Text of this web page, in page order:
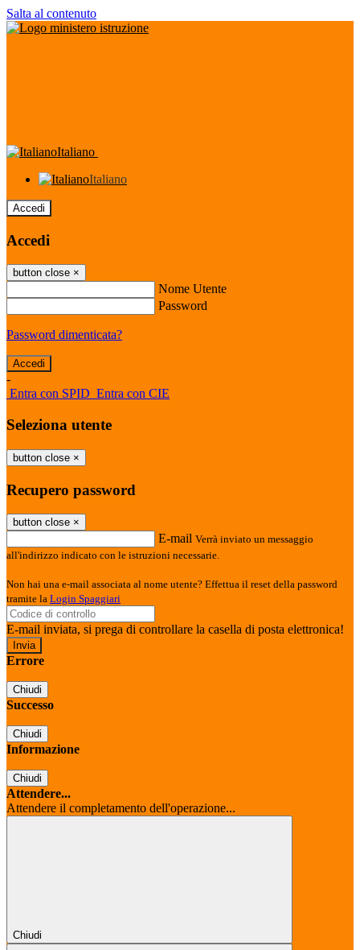
Salta al contenuto
Italiano
Italiano
Accedi
Accedi
button close ×
Nome Utente
Password
Password dimenticata?
-
Entra con SPID Entra con CIE
Seleziona utente
button close ×
Recupero password
button close ×
E-mail Verrà inviato un messaggio
all'indirizzo indicato con le istruzioni necessarie.
Non hai una e-mail associata al nome utente? Effettua il reset della password
tramite la Login Spaggiari
E-mail inviata, si prega di controllare la casella di posta elettronica!
Errore
Chiudi
Successo
Chiudi
Informazione
Chiudi
Attendere...
Attendere il completamento dell'operazione...
Chiudi